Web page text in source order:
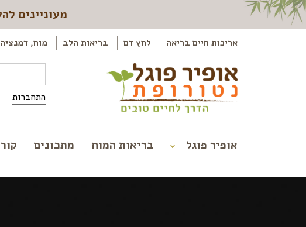
מעוניינים
אריכות חיים בריאה לחץ דם בריאות הלב מוח,
התחברות
אופיר פוגל בריאות המוח מתכונים